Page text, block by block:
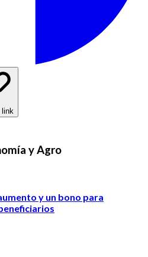
link
y Agro
y un bono para